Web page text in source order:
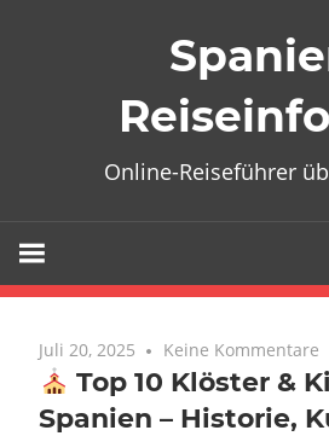
Online-Reiseführer
Juli 20, 2025 Keine Kommentare
Top 10 Klöster &
Spanien – Historie,